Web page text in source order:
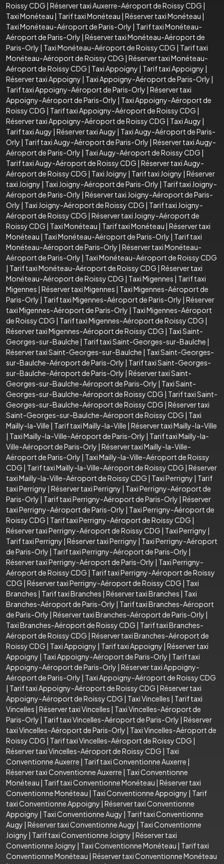
Roissy CDG | Réserver taxi Auxerre-Aéroport de Roissy CDG |
Taxi Monéteau | Tarif taxi Monéteau | Réserver taxi Monéteau |
Taxi Monéteau-Aéroport de Paris-Orly | Tarif taxi Monéteau-
Aéroport de Paris-Orly | Réserver taxi Monéteau-Aéroport de
Paris-Orly | Taxi Monéteau-Aéroport de Roissy CDG | Tarif taxi
Monéteau-Aéroport de Roissy CDG | Réserver taxi Monéteau-
Aéroport de Roissy CDG | Taxi Appoigny | Tarif taxi Appoigny |
Réserver taxi Appoigny | Taxi Appoigny-Aéroport de Paris-Orly |
Tarif taxi Appoigny-Aéroport de Paris-Orly | Réserver taxi
Appoigny-Aéroport de Paris-Orly | Taxi Appoigny-Aéroport de
Roissy CDG | Tarif taxi Appoigny-Aéroport de Roissy CDG |
Réserver taxi Appoigny-Aéroport de Roissy CDG | Taxi Augy |
Tarif taxi Augy | Réserver taxi Augy | Taxi Augy-Aéroport de Paris-
Orly | Tarif taxi Augy-Aéroport de Paris-Orly | Réserver taxi Augy-
Aéroport de Paris-Orly | Taxi Augy-Aéroport de Roissy CDG |
Tarif taxi Augy-Aéroport de Roissy CDG | Réserver taxi Augy-
Aéroport de Roissy CDG | Taxi Joigny | Tarif taxi Joigny | Réserver
taxi Joigny | Taxi Joigny-Aéroport de Paris-Orly | Tarif taxi Joigny-
Aéroport de Paris-Orly | Réserver taxi Joigny-Aéroport de Paris-
Orly | Taxi Joigny-Aéroport de Roissy CDG | Tarif taxi Joigny-
Aéroport de Roissy CDG | Réserver taxi Joigny-Aéroport de
Roissy CDG | Taxi Monéteau | Tarif taxi Monéteau | Réserver taxi
Monéteau | Taxi Monéteau-Aéroport de Paris-Orly | Tarif taxi
Monéteau-Aéroport de Paris-Orly | Réserver taxi Monéteau-
Aéroport de Paris-Orly | Taxi Monéteau-Aéroport de Roissy CDG
| Tarif taxi Monéteau-Aéroport de Roissy CDG | Réserver taxi
Monéteau-Aéroport de Roissy CDG | Taxi Migennes | Tarif taxi
Migennes | Réserver taxi Migennes | Taxi Migennes-Aéroport de
Paris-Orly | Tarif taxi Migennes-Aéroport de Paris-Orly | Réserver
taxi Migennes-Aéroport de Paris-Orly | Taxi Migennes-Aéroport
de Roissy CDG | Tarif taxi Migennes-Aéroport de Roissy CDG |
Réserver taxi Migennes-Aéroport de Roissy CDG | Taxi Saint-
Georges-sur-Baulche | Tarif taxi Saint-Georges-sur-Baulche |
Réserver taxi Saint-Georges-sur-Baulche | Taxi Saint-Georges-
sur-Baulche-Aéroport de Paris-Orly | Tarif taxi Saint-Georges-
sur-Baulche-Aéroport de Paris-Orly | Réserver taxi Saint-
Georges-sur-Baulche-Aéroport de Paris-Orly | Taxi Saint-
Georges-sur-Baulche-Aéroport de Roissy CDG | Tarif taxi Saint-
Georges-sur-Baulche-Aéroport de Roissy CDG | Réserver taxi
Saint-Georges-sur-Baulche-Aéroport de Roissy CDG | Taxi
Mailly-la-Ville | Tarif taxi Mailly-la-Ville | Réserver taxi Mailly-la-Ville
| Taxi Mailly-la-Ville-Aéroport de Paris-Orly | Tarif taxi Mailly-la-
Ville-Aéroport de Paris-Orly | Réserver taxi Mailly-la-Ville-
Aéroport de Paris-Orly | Taxi Mailly-la-Ville-Aéroport de Roissy
CDG | Tarif taxi Mailly-la-Ville-Aéroport de Roissy CDG | Réserver
taxi Mailly-la-Ville-Aéroport de Roissy CDG | Taxi Perrigny | Tarif
taxi Perrigny | Réserver taxi Perrigny | Taxi Perrigny-Aéroport de
Paris-Orly | Tarif taxi Perrigny-Aéroport de Paris-Orly | Réserver
taxi Perrigny-Aéroport de Paris-Orly | Taxi Perrigny-Aéroport de
Roissy CDG | Tarif taxi Perrigny-Aéroport de Roissy CDG |
Réserver taxi Perrigny-Aéroport de Roissy CDG | Taxi Perrigny |
Tarif taxi Perrigny | Réserver taxi Perrigny | Taxi Perrigny-Aéroport
de Paris-Orly | Tarif taxi Perrigny-Aéroport de Paris-Orly |
Réserver taxi Perrigny-Aéroport de Paris-Orly | Taxi Perrigny-
Aéroport de Roissy CDG | Tarif taxi Perrigny-Aéroport de Roissy
CDG | Réserver taxi Perrigny-Aéroport de Roissy CDG | Taxi
Branches | Tarif taxi Branches | Réserver taxi Branches | Taxi
Branches-Aéroport de Paris-Orly | Tarif taxi Branches-Aéroport
de Paris-Orly | Réserver taxi Branches-Aéroport de Paris-Orly |
Taxi Branches-Aéroport de Roissy CDG | Tarif taxi Branches-
Aéroport de Roissy CDG | Réserver taxi Branches-Aéroport de
Roissy CDG | Taxi Appoigny | Tarif taxi Appoigny | Réserver taxi
Appoigny | Taxi Appoigny-Aéroport de Paris-Orly | Tarif taxi
Appoigny-Aéroport de Paris-Orly | Réserver taxi Appoigny-
Aéroport de Paris-Orly | Taxi Appoigny-Aéroport de Roissy CDG
| Tarif taxi Appoigny-Aéroport de Roissy CDG | Réserver taxi
Appoigny-Aéroport de Roissy CDG | Taxi Vincelles | Tarif taxi
Vincelles | Réserver taxi Vincelles | Taxi Vincelles-Aéroport de
Paris-Orly | Tarif taxi Vincelles-Aéroport de Paris-Orly | Réserver
taxi Vincelles-Aéroport de Paris-Orly | Taxi Vincelles-Aéroport de
Roissy CDG | Tarif taxi Vincelles-Aéroport de Roissy CDG |
Réserver taxi Vincelles-Aéroport de Roissy CDG | Taxi
Conventionne Auxerre | Tarif taxi Conventionne Auxerre |
Réserver taxi Conventionne Auxerre | Taxi Conventionne
Monéteau | Tarif taxi Conventionne Monéteau | Réserver taxi
Conventionne Monéteau | Taxi Conventionne Appoigny | Tarif
taxi Conventionne Appoigny | Réserver taxi Conventionne
Appoigny | Taxi Conventionne Augy | Tarif taxi Conventionne
Augy | Réserver taxi Conventionne Augy | Taxi Conventionne
Joigny | Tarif taxi Conventionne Joigny | Réserver taxi
Conventionne Joigny | Taxi Conventionne Monéteau | Tarif taxi
Conventionne Monéteau | Réserver taxi Conventionne Monéteau